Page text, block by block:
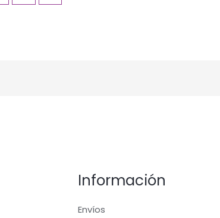
Información
Envíos